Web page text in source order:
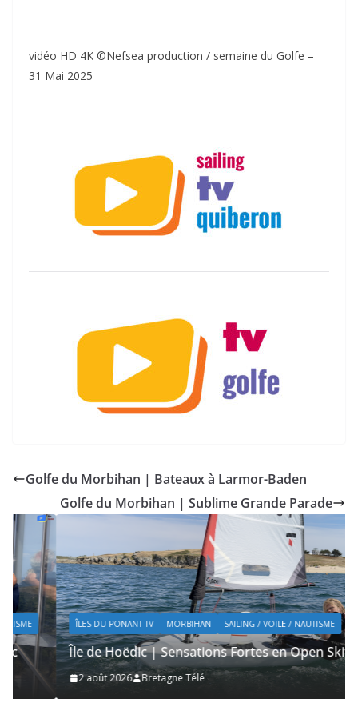
vidéo HD 4K ©Nefsea production / semaine du Golfe –
31 Mai 2025
Golfe du Morbihan | Bateaux à Larmor-Baden
Golfe du Morbihan | Sublime Grande Parade
ÎLES DU PONANT TV MORBIHAN SAILING / VOILE / NAUTISME
Île de Hoëdic | Sensations Fortes en Open Skiff
2 août 2026 Bretagne Télé